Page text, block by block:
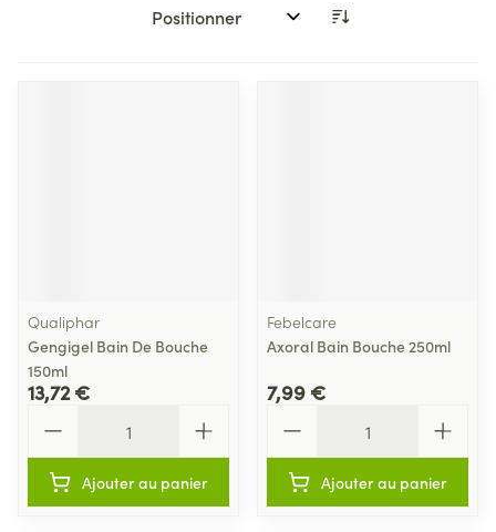
Trier par:
Qualiphar
Gengigel Bain De Bouche
150ml
13,72 €
Ajouter au panier
Febelcare
Axoral Bain Bouche 250ml
7,99 €
Ajouter au panier